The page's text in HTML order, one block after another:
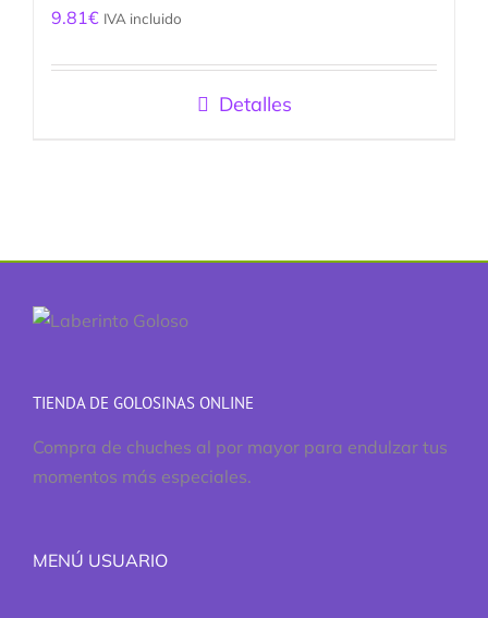
9.81€ IVA incluido
Detalles
TIENDA DE GOLOSINAS ONLINE
Compra de chuches al por mayor para endulzar tus
momentos más especiales.
MENÚ USUARIO